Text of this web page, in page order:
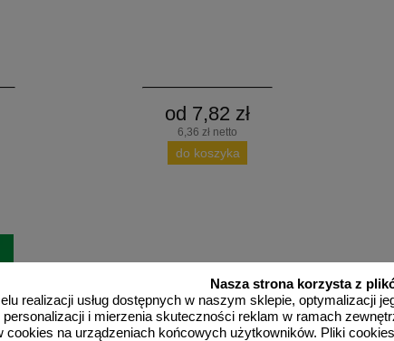
Nasza strona korzysta z
realizacji usług dostępnych w naszym sklepie, optymalizacji
i mierzenia skuteczności reklam w ramach
cookies na urządzeniach końcowych użytkowników. Pliki
od 7,82 zł
6,36 zł netto
do koszyka